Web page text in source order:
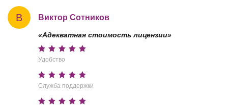
В Виктор Сотников
«Адекватная стоимость лицензии»
Удобство
Служба поддержки